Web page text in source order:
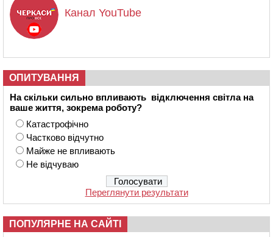
Канал YouTube
ОПИТУВАННЯ
На скільки сильно впливають відключення світла на
ваше життя, зокрема роботу?
Катастрофічно
Частково відчутно
Майже не впливають
Не відчуваю
Переглянути результати
ПОПУЛЯРНЕ НА САЙТІ